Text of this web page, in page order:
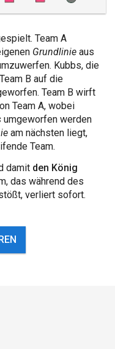
Team A
Grundlinie aus
Kubbs, die
B auf die
Team B wirft
Team A, wobei
umgeworfen werden
am nächsten liegt,
Team.
damit den König
das während des
verliert sofort.